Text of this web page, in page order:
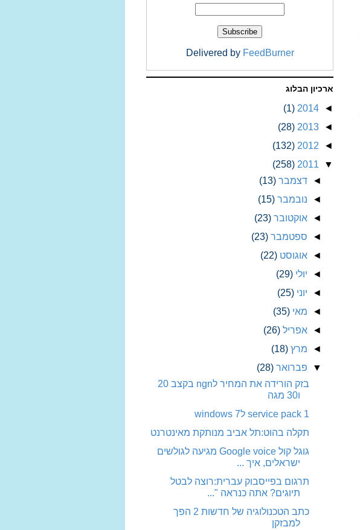
Delivered by FeedBurner
ארכיון הבלוג
◄
2014
(1)
◄
2013
(28)
◄
2012
(132)
▼
2011
(258)
◄דצמבר(13)
◄ נובמבר(15)
◄אוקטובר(23)
◄ ספטמבר(23)
◄אוגוסט(22)
◄ יולי(29)
◄ יוני(25)
◄ מאי(35)
◄אפריל(26)
◄ מרץ(18)
▼ פברואר(28)
בזק הורידה את המחיר לngn בקצב 20
ו30 מגה
service pack 1 לwindows 7
תקלה בהוט:תל אביב מנותקת מאינטרנט
גוגל קול Google voice מגיעה לגולשים
ישראלים, איך ...
תרגום בפייסבוק עברית:רוצה לבטל
תיוגים? אתה כנראה "...
כתב הטכנולוגיה של חדשות 2 הפך
למבזקן